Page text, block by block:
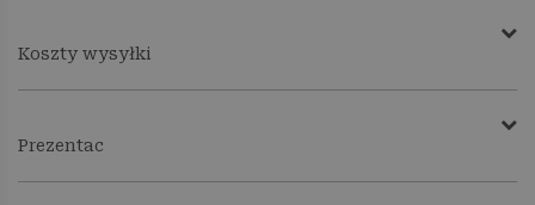
Koszty wysyłki
Prezentac